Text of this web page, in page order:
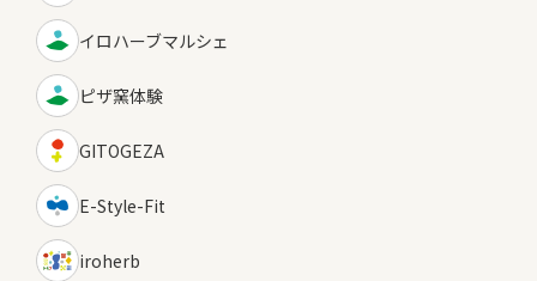
イロハーブマルシェ
ピザ窯体験
GITOGEZA
E-Style-Fit
iroherb